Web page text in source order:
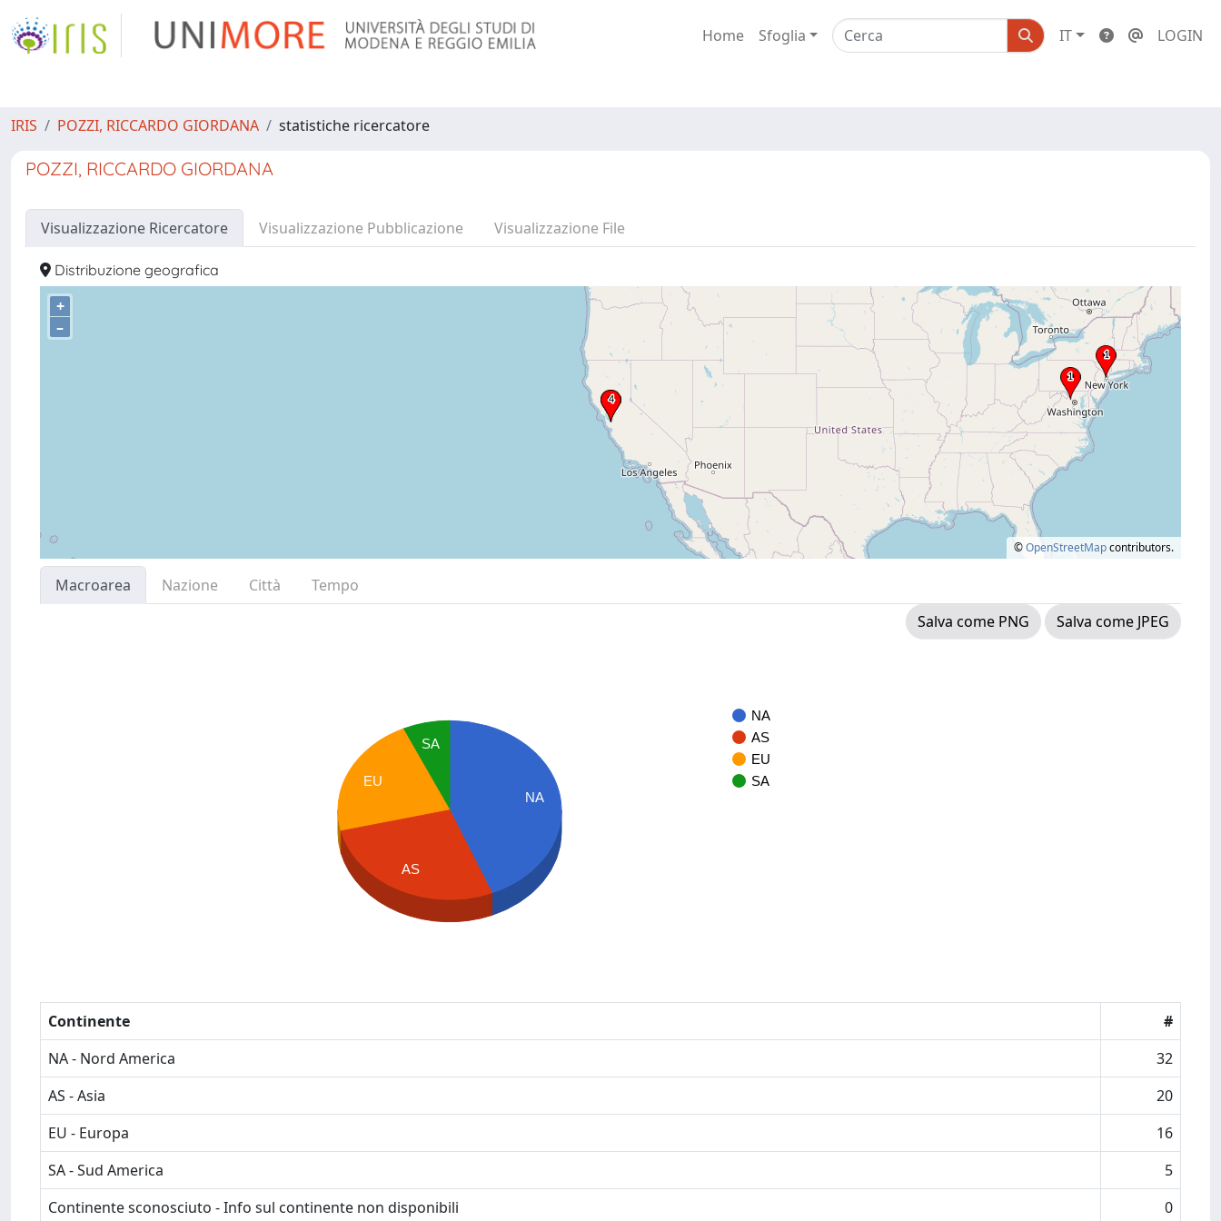
Home Sfoglia IT LOGIN
IRIS POZZI, RICCARDO GIORDANA statistiche ricercatore
POZZI, RICCARDO GIORDANA
Visualizzazione Ricercatore Visualizzazione Pubblicazione Visualizzazione File
Distribuzione geografica
+
–
©OpenStreetMapcontributors.
Macroarea Nazione Città
Tempo
Salva come PNG
Salva come JPEG
NA
AS
EU
SA
NA
SA
EU
AS
Continente
#
NA - Nord America
32
AS - Asia
20
EU - Europa
16
SA - Sud America
5
Continente sconosciuto - Info sul continente non disponibili
0